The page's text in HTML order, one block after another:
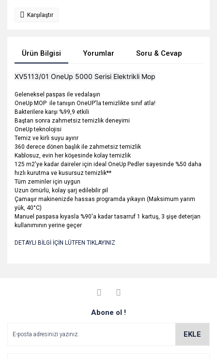
Karşılaştır
Ürün Bilgisi Yorumlar Soru & Cevap
XV5113/01 OneUp 5000 Serisi Elektrikli Mop
Geleneksel paspas ile vedalaşın
OneUp MOP ile tanışın OneUP'la temizlikte sınıf atla!
Bakterilere karşı %99,9 etkili
Baştan sonra zahmetsiz temizlik deneyimi
OneUp teknolojisi
Temiz ve kirli suyu ayırır
360 derece dönen başlık ile zahmetsiz temizlik
Kablosuz, evin her köşesinde kolay temizlik
125 m2'ye kadar daireler için ideal OneUp Pedler sayesinde %50 daha
hızlı kurutma ve kusursuz temizlik**
Tüm zeminler için uygun
Uzun ömürlü, kolay şarj edilebilir pil
Çamaşır makinenizde hassas programda yıkayın (Maksimum yarım
yük, 40°C)
Manuel paspasa kıyasla %90'a kadar tasarruf 1 kartuş, 3 şişe deterjan
kullanımının yerine geçer
DETAYLI BİLGİ İÇİN LÜTFEN TIKLAYINIZ
Yorum Yaz
Soru Sor
Görüş ve önerileriniz için teşekkür ederiz.
Ürün açıklamasında eksik bilgiler bulunuyor.
Abone ol !
EKLE